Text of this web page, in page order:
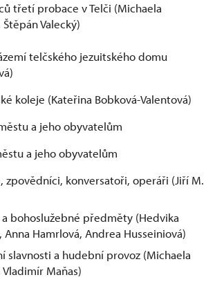
třetí probace v Telči (Michaela
Štěpán Valecký)
telčského jezuitského domu
koleje (Kateřina Bobková-Valentová)
a jeho obyvatelům
a jeho obyvatelům
zpovědníci, konversatoři, operáři (Jiří M.
bohoslužebné předměty (Hedvika
Anna Hamrlová, Andrea Husseiniová)
slavnosti a hudební provoz (Michaela
Vladimír Maňas)